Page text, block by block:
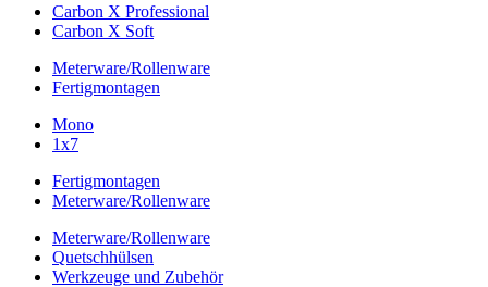
Carbon X Professional
Carbon X Soft
Meterware/Rollenware
Fertigmontagen
Mono
1x7
Fertigmontagen
Meterware/Rollenware
Meterware/Rollenware
Quetschhülsen
Werkzeuge und Zubehör